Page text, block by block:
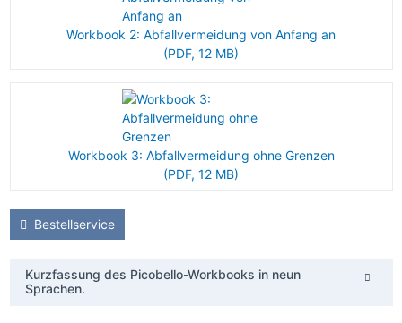
Workbook 2: Abfallvermeidung von Anfang an
(PDF, 12 MB)
Workbook 3: Abfallvermeidung ohne Grenzen
(PDF, 12 MB)
Bestellservice
Kurzfassung des Picobello-Workbooks in neun
Sprachen.